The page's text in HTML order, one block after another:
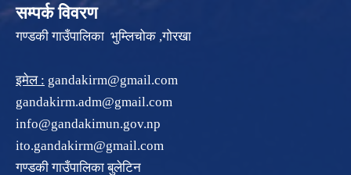
सम्पर्क विवरण
गण्डकी गाउँपालिका भुम्लिचोक ,गोरखा
इमेल : gandakirm@gmail.com
gandakirm.adm@gmail.com
info@gandakimun.gov.np
ito.gandakirm@gmail.com
गण्डकी गाउँपालिका बुलेटिन